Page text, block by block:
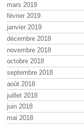
mars 2019
février 2019
janvier 2019
décembre 2018
novembre 2018
octobre 2018
septembre 2018
août 2018
juillet 2018
juin 2018
mai 2018